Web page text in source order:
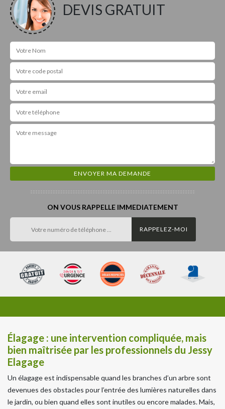
DEVIS GRATUIT
ON VOUS RAPPELLE IMMEDIATEMENT
Élagage : une intervention compliquée, mais
bien maîtrisée par les professionnels du Jessy
Elagage
Un élagage est indispensable quand les branches d’un arbre sont
devenues des obstacles pour l’entrée des lumières naturelles dans
le jardin, ou bien quand elles sont inutiles ou encore malades. Mais,